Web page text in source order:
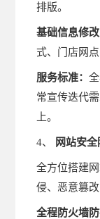
排版。
基础信息修改
式、门店网
服务标准：
常宣传迭代
上。
4、 网站安
全方位搭建
侵、恶意篡
全程防火墙